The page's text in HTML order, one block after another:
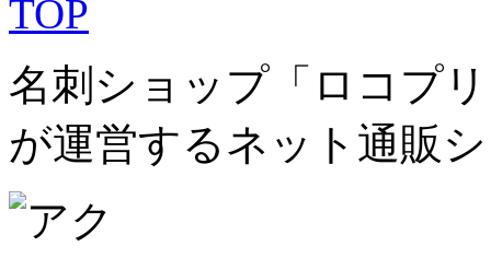
名刺ショップ「ロコプ
が運営するネット通販